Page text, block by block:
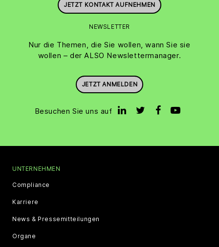
JETZT KONTAKT AUFNEHMEN
NEWSLETTER
Nur die Themen, die Sie wollen, wann Sie sie
wollen – der ALSO Newslettermanager.
JETZT ANMELDEN
Besuchen Sie uns auf
UNTERNEHMEN
Compliance
Karriere
News & Pressemitteilungen
Organe